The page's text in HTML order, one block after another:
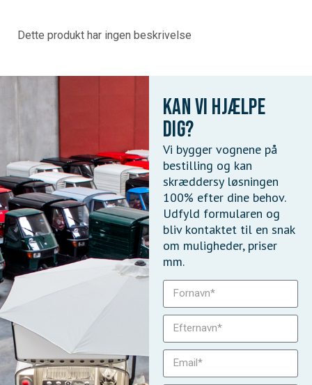
Dette produkt har ingen beskrivelse
Kan vi hjælpe
dig?
Vi bygger vognene på
bestilling og kan
skræddersy løsningen
100% efter dine behov.
Udfyld formularen og
bliv kontaktet til en snak
om muligheder, priser
mm.